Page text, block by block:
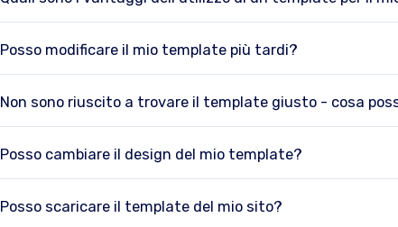
Posso modificare il mio template più tardi?
Non sono riuscito a trovare il template giusto - cosa
Posso cambiare il design del mio template?
Posso scaricare il template del mio sito?